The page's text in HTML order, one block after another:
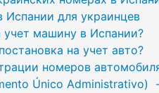
Испании для украинцев
учет машину в Испании?
на учет авто?
номеров
Único Administrativo)